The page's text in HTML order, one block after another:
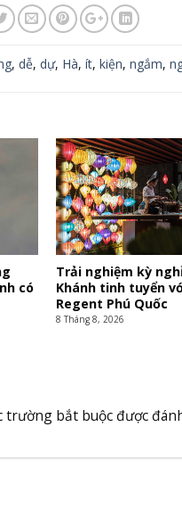
, dễ, dự, Hà, ít, kiện, ngắm,
có
Trải nghiệm kỳ
Khánh tinh tuyển
Regent Phú Quốc
8 Tháng 8, 2026
trường bắt buộc được